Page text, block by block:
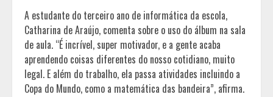
A estudante do terceiro ano de informática da escola,
Catharina de Araújo, comenta sobre o uso do álbum na sala
de aula. “É incrível, super motivador, e a gente acaba
aprendendo coisas diferentes do nosso cotidiano, muito
legal. E além do trabalho, ela passa atividades incluindo a
Copa do Mundo, como a matemática das bandeira”, afirma.